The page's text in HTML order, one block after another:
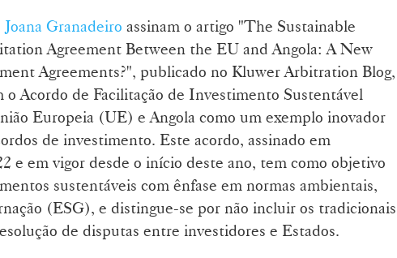
Joana Granadeiro assinam o artigo "The Sustainable
Agreement Between the EU and Angola: A New
Agreements?", publicado no Kluwer Arbitration Blog,
o Acordo de Facilitação de Investimento Sustentável
Europeia (UE) e Angola como um exemplo inovador
de investimento. Este acordo, assinado em
e em vigor desde o início deste ano, tem como objetivo
sustentáveis com ênfase em normas ambientais,
(ESG), e distingue-se por não incluir os tradicionais
de disputas entre investidores e Estados.